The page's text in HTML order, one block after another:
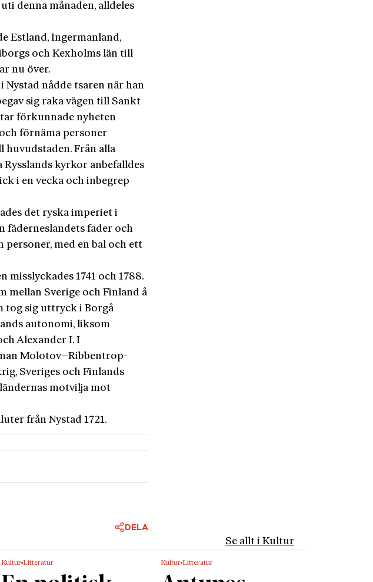
denna månaden, alldeles
Estland, Ingermanland,
och Kexholms län till
nu över.
nådde tsaren när han
sig raka vägen till Sankt
förkunnade nyheten
förnäma personer
Från alla
kyrkor anbefalldes
i en vecka och inbegrep
det ryska imperiet i
fäderneslandets fader och
personer, med en bal och ett
misslyckades 1741 och 1788.
mellan Sverige och Finland å
tog sig uttryck i Borgå
autonomi, liksom
Alexander I. I
Molotov–Ribbentrop-
Sveriges och Finlands
motvilja mot
från Nystad 1721.
DELA
Se allt i Kultur
Kultur Litteratur Kultur Litteratur